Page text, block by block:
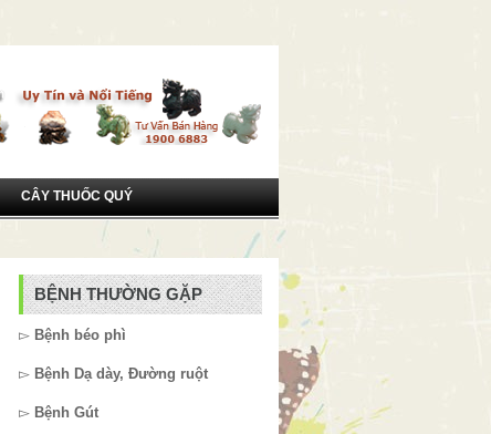
CÂY THUỐC QUÝ
BỆNH THƯỜNG GẶP
▻ Bệnh béo phì
▻ Bệnh Dạ dày, Đường ruột
▻ Bệnh Gút